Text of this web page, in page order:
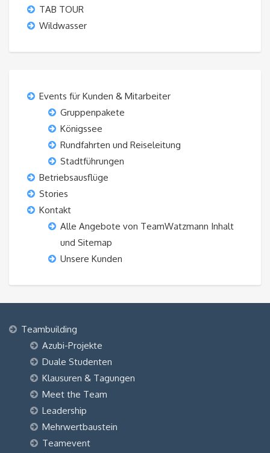
TAB TOUR
Wildwasser
Events für Kunden & Mitarbeiter
Gruppenpakete
Königssee
Rundfahrten und Reiseleitung
Stadtführungen
Betriebsausflüge
Stories
Kontakt
Alle Angebote von TeamWatzmann Inhalt
und Sitemap
Unsere Kunden
Teambuilding
Azubi-Projekte
Duale Studenten
Klausuren & Tagungen
Meet the Team
Leadership
Mehrwertbaustein
Teamevent